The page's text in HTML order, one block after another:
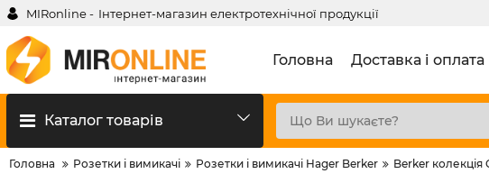
MIRonline - Інтернет-магазин електротехнічної продукції
Головна Доставка і оплата
Каталог товарів
Головна Розетки і вимикачі Розетки і вимикачі Hager Berker Berker колекція